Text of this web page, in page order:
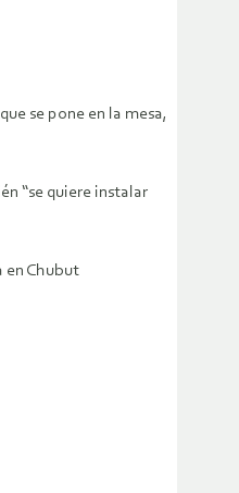
se pone en la mesa,
“se quiere instalar
en Chubut